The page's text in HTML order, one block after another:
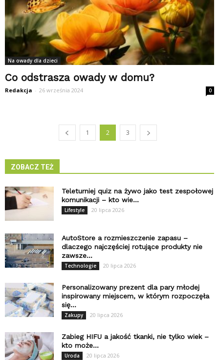
Na owady dla dzieci
Co odstrasza owady w domu?
Redakcja - 26 września 2024 0
1 2 3
ZOBACZ TEŻ
Teleturniej quiz na żywo jako test zespołowej
komunikacji – kto wie...
Lifestyle 20 lipca 2026
AutoStore a rozmieszczenie zapasu –
dlaczego najczęściej rotujące produkty nie
zawsze...
Technologie 20 lipca 2026
Personalizowany prezent dla pary młodej
inspirowany miejscem, w którym rozpoczęła
się...
Zakupy 20 lipca 2026
Zabieg HIFU a jakość tkanki, nie tylko wiek –
kto może...
Uroda 20 lipca 2026